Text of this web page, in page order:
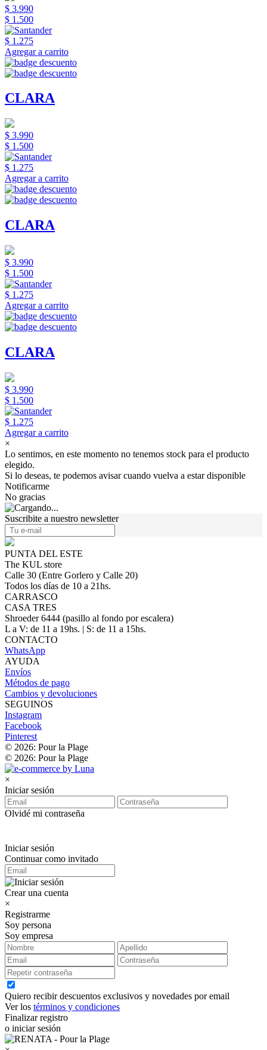
$ 3.990
$ 1.500
$ 1.275
Agregar a carrito
CLARA
$ 3.990
$ 1.500
$ 1.275
Agregar a carrito
CLARA
$ 3.990
$ 1.500
$ 1.275
Agregar a carrito
CLARA
$ 3.990
$ 1.500
$ 1.275
Agregar a carrito
×
Lo sentimos, en este momento no tenemos stock para el producto
elegido.
Si lo deseas, te podemos avisar cuando vuelva a estar disponible
Notificarme
No gracias
Suscribite a nuestro newsletter
PUNTA DEL ESTE
The KUL store
Calle 30 (Entre Gorlero y Calle 20)
Todos los días de 10 a 21hs.
CARRASCO
CASA TRES
Shroeder 6444 (pasillo al fondo por escalera)
L a V: de 11 a 19hs. | S: de 11 a 15hs.
CONTACTO
WhatsApp
AYUDA
Envíos
Métodos de pago
Cambios y devoluciones
SEGUINOS
Instagram
Facebook
Pinterest
© 2026: Pour la Plage
© 2026: Pour la Plage
×
Iniciar sesión
Olvidé mi contraseña
Iniciar sesión
Continuar como invitado
Crear una cuenta
×
Registrarme
Soy persona
Soy empresa
Quiero recibir descuentos exclusivos y novedades por email
Ver los términos y condiciones
Finalizar registro
o iniciar sesión